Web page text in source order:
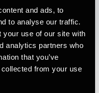
and ads, to
to analyse our traffic.
your use of our site with
analytics partners who
that you’ve
from your use
2026
om skat, moms og
tab tab